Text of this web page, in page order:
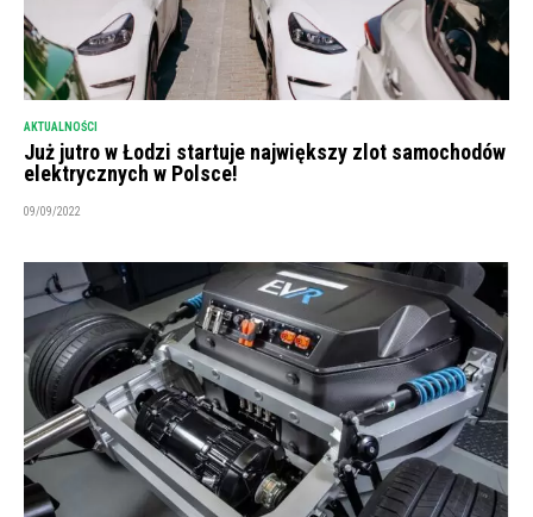
AKTUALNOŚCI
Już jutro w Łodzi startuje największy zlot samochodów
elektrycznych w Polsce!
09/09/2022